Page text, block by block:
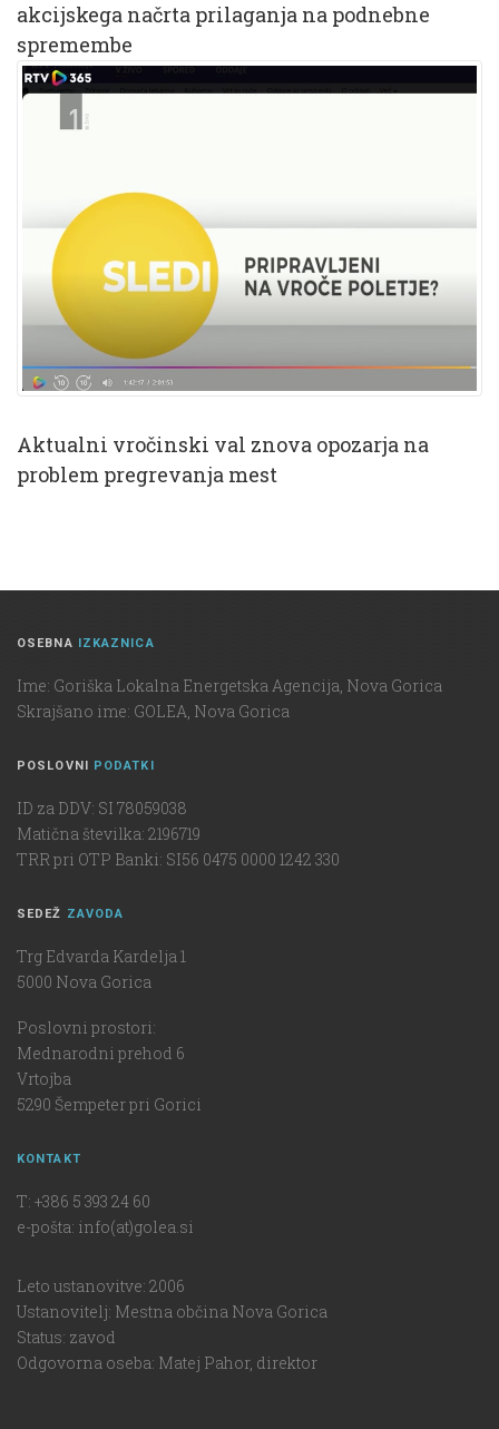
akcijskega načrta prilaganja na podnebne
spremembe
Aktualni vročinski val znova opozarja na
problem pregrevanja mest
OSEBNA IZKAZNICA
Ime: Goriška Lokalna Energetska Agencija, Nova Gorica
Skrajšano ime: GOLEA, Nova Gorica
POSLOVNI PODATKI
ID za DDV: SI 78059038
Matična številka: 2196719
TRR pri OTP Banki: SI56 0475 0000 1242 330
SEDEŽ ZAVODA
Trg Edvarda Kardelja 1
5000 Nova Gorica
Poslovni prostori:
Mednarodni prehod 6
Vrtojba
5290 Šempeter pri Gorici
KONTAKT
T: +386 5 393 24 60
e-pošta: info(at)golea.si
Leto ustanovitve: 2006
Ustanovitelj: Mestna občina Nova Gorica
Status: zavod
Odgovorna oseba: Matej Pahor, direktor